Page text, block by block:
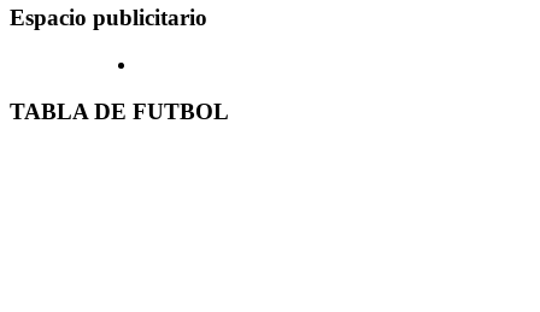
Espacio publicitario
TABLA DE FUTBOL